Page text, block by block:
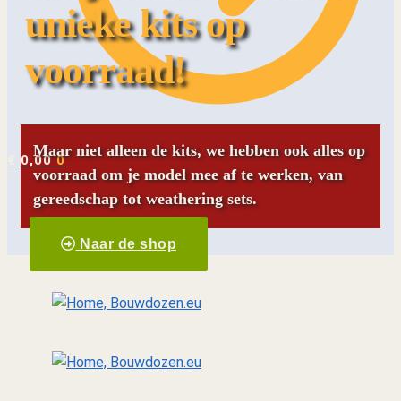
0,00 0
unieke kits op
voorraad!
Maar niet alleen de kits, we hebben ook alles op
voorraad om je model mee af te werken, van
gereedschap tot weathering sets.
Naar de shop